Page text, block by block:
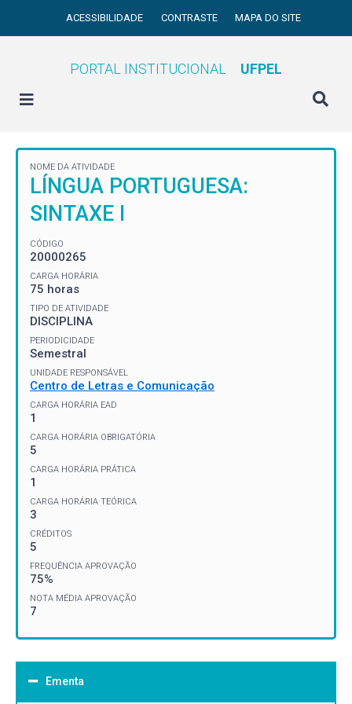
ACESSIBILIDADE CONTRASTE MAPA DO SITE
PORTAL INSTITUCIONAL UFPEL
NOME DA ATIVIDADE
LÍNGUA PORTUGUESA:
SINTAXE I
CÓDIGO
20000265
CARGA HORÁRIA
75 horas
TIPO DE ATIVIDADE
DISCIPLINA
PERIODICIDADE
Semestral
UNIDADE RESPONSÁVEL
Centro de Letras e Comunicação
CARGA HORÁRIA EAD
1
CARGA HORÁRIA OBRIGATÓRIA
5
CARGA HORÁRIA PRÁTICA
1
CARGA HORÁRIA TEÓRICA
3
CRÉDITOS
5
FREQUÊNCIA APROVAÇÃO
75%
NOTA MÉDIA APROVAÇÃO
7
Ementa